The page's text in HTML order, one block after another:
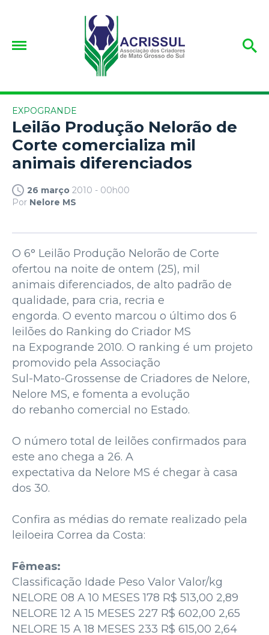
EXPOGRANDE
Leilão Produção Nelorão de
Corte comercializa mil
animais diferenciados
26 março 2010 - 00h00
Por Nelore MS
O 6° Leilão Produção Nelorão de Corte
ofertou na noite de ontem (25), mil
animais diferenciados, de alto padrão de
qualidade, para cria, recria e
engorda. O evento marcou o último dos 6
leilões do Ranking do Criador MS
na Expogrande 2010. O ranking é um projeto
promovido pela Associação
Sul-Mato-Grossense de Criadores de Nelore,
Nelore MS, e fomenta a evolução
do rebanho comercial no Estado.
O número total de leilões confirmados para
este ano chega a 26. A
expectativa da Nelore MS é chegar à casa
dos 30.
Confira as médias do remate realizado pela
leiloeira Correa da Costa:
Fêmeas:
Classificação Idade Peso Valor Valor/kg
NELORE 08 A 10 MESES 178 R$ 513,00 2,89
NELORE 12 A 15 MESES 227 R$ 602,00 2,65
NELORE 15 A 18 MESES 233 R$ 615,00 2,64